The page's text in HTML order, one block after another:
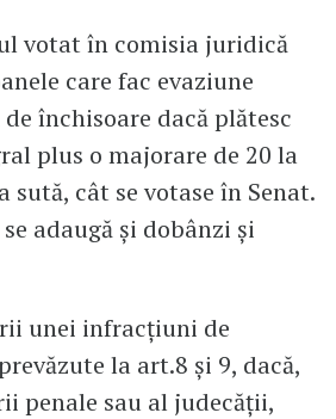
votat în comisia juridică
care fac evaziune
închisoare dacă plătesc
plus o majorare de 20 la
sută, cât se votase în Senat.
adaugă și dobânzi și
unei infracţiuni de
la art.8 şi 9, dacă,
penale sau al judecăţii,